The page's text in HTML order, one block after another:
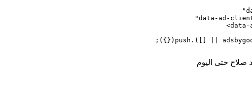
حتى اليوم